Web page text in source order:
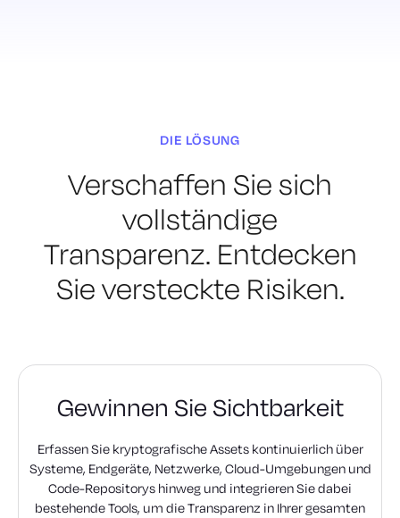
DIE LÖSUNG
Verschaffen Sie sich
vollständige
Transparenz. Entdecken
Sie versteckte Risiken.
Gewinnen Sie Sichtbarkeit
Erfassen Sie kryptografische Assets kontinuierlich über
Systeme, Endgeräte, Netzwerke, Cloud-Umgebungen und
Code-Repositorys hinweg und integrieren Sie dabei
bestehende Tools, um die Transparenz in Ihrer gesamten